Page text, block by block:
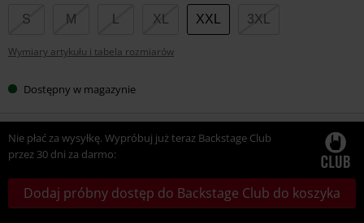
Wybierz
rozmiar
S M XL XXL 3XL
Wymiary artykułu i tabela rozmiarów
Dostępny w magazynie
Nie płać za wysyłkę. Wypróbuj już teraz Backstage Club
przez 30 dni za darmo:
Dodaj próbny dostęp do Backstage Club do koszyka